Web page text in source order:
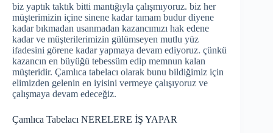
biz yaptık taktık bitti mantığıyla çalışmıyoruz. biz her
müşterimizin içine sinene kadar tamam budur diyene
kadar bıkmadan usanmadan kazancımızı hak edene
kadar ve müşterilerimizin gülümseyen mutlu yüz
ifadesini görene kadar yapmaya devam ediyoruz. çünkü
kazancın en büyüğü tebessüm edip memnun kalan
müşteridir. Çamlıca tabelacı olarak bunu bildiğimiz için
elimizden gelenin en iyisini vermeye çalışıyoruz ve
çalışmaya devam edeceğiz.
Çamlıca Tabelacı NERELERE İŞ YAPAR